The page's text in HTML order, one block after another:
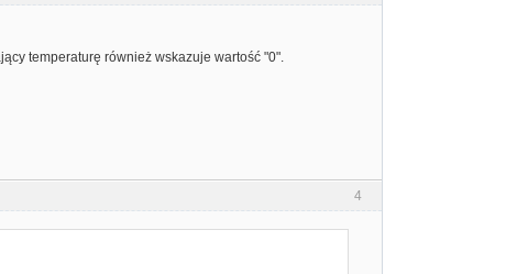
temperaturę również wskazuje wartość "0".
4